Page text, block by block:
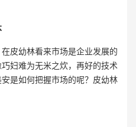
皮幼林看来市场是企业发展的
妇难为无米之炊，再好的技术
是如何把握市场的呢？皮幼林